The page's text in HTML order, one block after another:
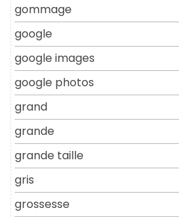
gommage
google
google images
google photos
grand
grande
grande taille
gris
grossesse